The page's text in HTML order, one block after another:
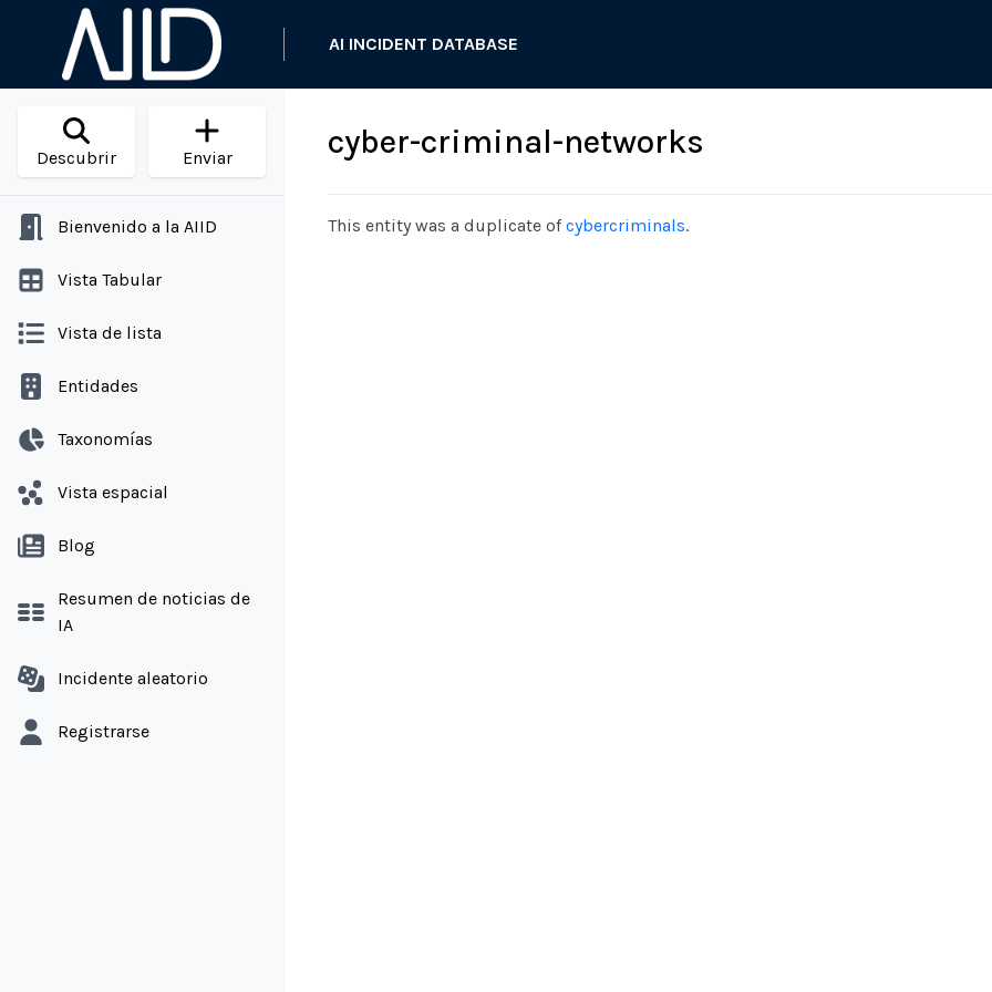
AI INCIDENT DATABASE
Descubrir Enviar
Bienvenido a la AIID
Vista Tabular
Vista de lista
Entidades
Taxonomías
Vista espacial
Blog
Resumen de noticias de
IA
Incidente aleatorio
Registrarse
cyber-criminal-networks
This entity was a duplicate of cybercriminals.